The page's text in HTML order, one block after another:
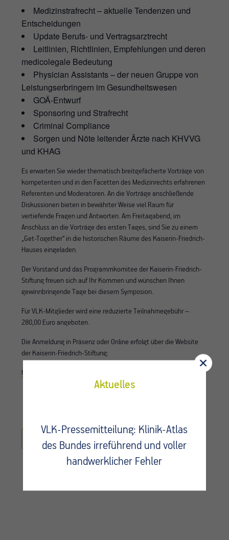
Medizinstrafrecht – aktuelle Tendenzen und
Entscheidungen
Update Berufs- und Vertragsarztrecht
Leitlinien, Richtlinien, Empfehlungen und deren
medicolegale Bedeutung
Physician Assistants – der neuen Gruppe von
Leistungserbringern im Gesundheitswesen
GOÄ-Entwurf
Sponsoring und Strafrecht
Criminal Compliance
Sorgen und Nöte leitender Ärzte nach KHVVG
und KHAG
Es erwarten Sie wieder thematisch breitgefächerte Vorträge von
kompetenten und in den Facetten des Medizinrechts erfahrenen
Referenten und Moderatoren. An die Vorträge anschließende
Diskussionen bieten in bewährter Weise viel Raum für
vertiefende Fragen und Antworten. Am Freitagabend, im
Anschluss an die Vorträge des ersten Tages, sind Sie zu einem
„Get-Together“ in die historischen Räume des Kaiserin-Friedrich-
Hauses eingeladen.
Der Vorstand und das Programmkomitee der Kaiserin-Friedrich-
Stiftung freuen sich auf Ihr Kommen und wünschen Ihnen
gewinnbringende Tage bei diesem Symposion.
Für VLK-Mitglieder wird eine reduzierte Teilnahmegebühr –
280,00 Euro angeboten.
Die Anmeldung in Präsenz oder Online erfolgt über die Website
der Kaiserin-Friedrich-Stiftung:
https://kaiserin-friedrich-stiftung.com/fortbildung/
Zum Kalender hinzufügen
Aktuelles
VLK-Pressemitteilung: Klinik-Atlas
des Bundes irreführend und voller
handwerklicher Fehler